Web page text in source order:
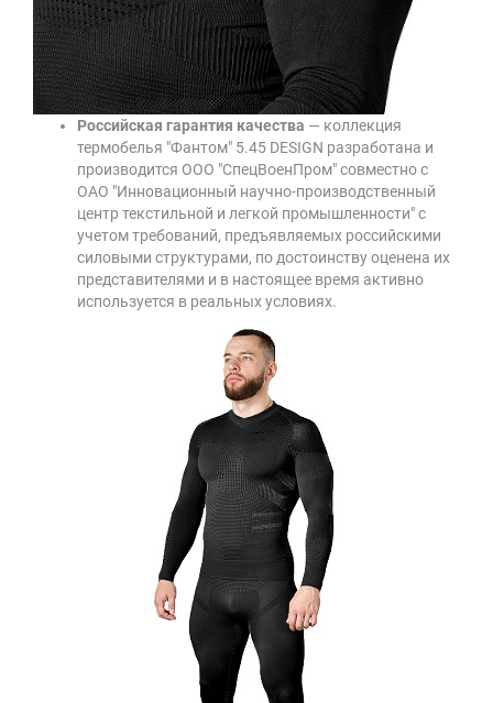
Российская гарантия качества — коллекция
термобелья "Фантом" 5.45 DESIGN разработана и
производится ООО "СпецВоенПром" совместно с
ОАО "Инновационный научно-производственный
центр текстильной и легкой промышленности" с
учетом требований, предъявляемых российскими
силовыми структурами, по достоинству оценена их
представителями и в настоящее время активно
используется в реальных условиях.